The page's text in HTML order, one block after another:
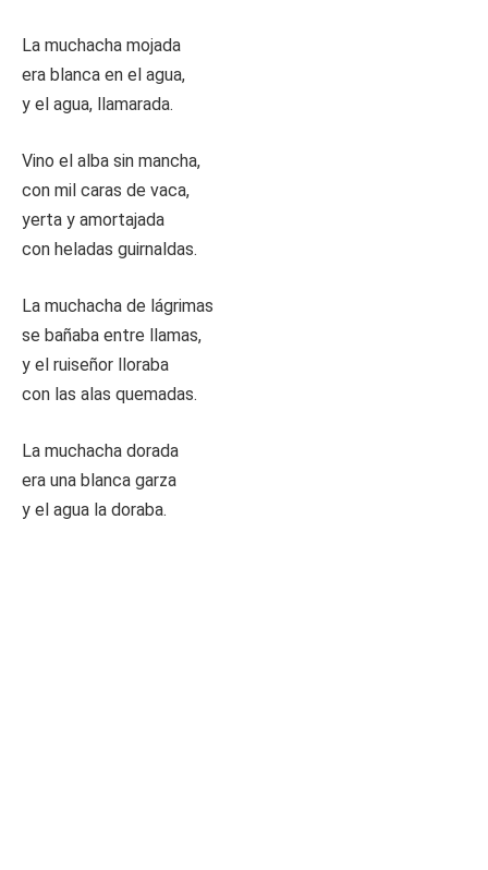
La muchacha mojada
era blanca en el agua,
y el agua, llamarada.
Vino el alba sin mancha,
con mil caras de vaca,
yerta y amortajada
con heladas guirnaldas.
La muchacha de lágrimas
se bañaba entre llamas,
y el ruiseñor lloraba
con las alas quemadas.
La muchacha dorada
era una blanca garza
y el agua la doraba.